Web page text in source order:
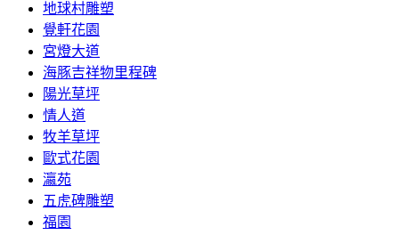
地球村雕塑
覺軒花園
宮燈大道
海豚吉祥物里程碑
陽光草坪
情人道
牧羊草坪
歐式花園
瀛苑
五虎碑雕塑
福園